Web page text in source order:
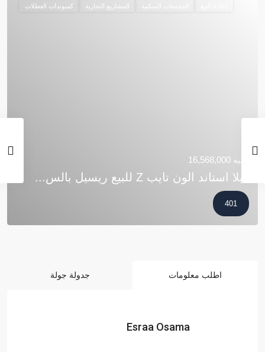
المجمعات السكنية المشاريع التجارية كمبوندات العطلات
جنيه 16,568,000
فيلا استاند الون تايب Z للبيع ريسيل بالس...
401
اطلب معلومات جدولة جولة
Esraa Osama